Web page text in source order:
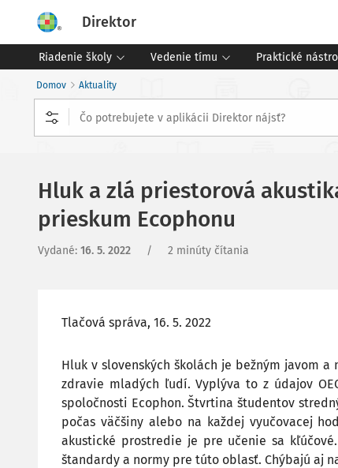
Direktor
Riadenie školy Vedenie tímu Praktické
Domov Aktuality
Hluk a zlá priestorová
prieskum Ecophonu
Vydané: 16. 5. 2022 / 2 minúty čítania
Tlačová správa, 16. 5. 2022
Hluk v slovenských školách je bežným javom
zdravie mladých ľudí. Vyplýva to z údajov
spoločnosti Ecophon. Štvrtina študentov
počas väčšiny alebo na každej vyučovacej
akustické prostredie je pre učenie sa
štandardy a normy pre túto oblasť. Chýbajú aj na